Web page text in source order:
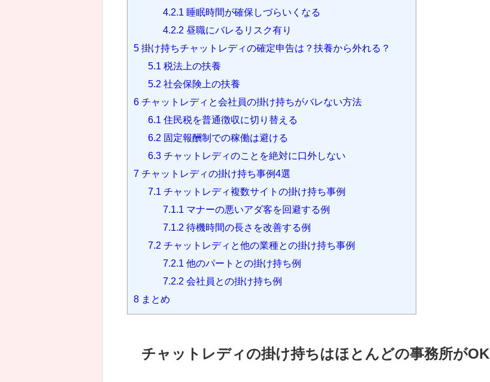
4.2.1 睡眠時間が確保しづらいくなる
4.2.2 昼職にバレるリスク有り
5 掛け持ちチャットレディの確定申告は？扶養から外れる？
5.1 税法上の扶養
5.2 社会保険上の扶養
6 チャットレディと会社員の掛け持ちがバレない方法
6.1 住民税を普通徴収に切り替える
6.2 固定報酬制での稼働は避ける
6.3 チャットレディのことを絶対に口外しない
7 チャットレディの掛け持ち事例4選
7.1 チャットレディ複数サイトの掛け持ち事例
7.1.1 マナーの悪いアダ客を回避する例
7.1.2 待機時間の長さを改善する例
7.2 チャットレディと他の業種との掛け持ち事例
7.2.1 他のパートとの掛け持ち例
7.2.2 会社員との掛け持ち例
8 まとめ
チャットレディの掛け持ちはほとんどの事務所がOK